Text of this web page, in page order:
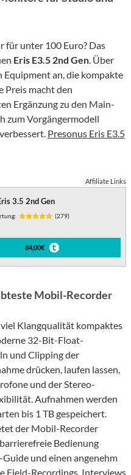
für unter 100 Euro? Das
Eris E3.5 2nd Gen. Über
an, die kompakte
Preis macht den
Ergänzung zu den Main-
zum Vorgängermodell
Presonus Eris E3.5
Affiliate Links
3.5 2nd Gen
(279)
84,00€
Mobil-Recorder
Klangqualität kompaktes
32-Bit-Float-
und Clipping der
drücken, laufen lassen,
und der Stereo-
Aufnahmen werden
bis 1 TB gespeichert.
der Mobil-Recorder
Bedienung
und einen angenehm
Field-Recordings, Interviews